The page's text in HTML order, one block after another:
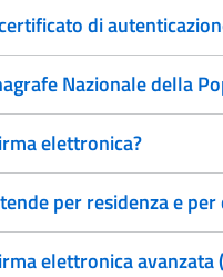
di
Nazionale della
elettronica?
per residenza e
elettronica avanzata